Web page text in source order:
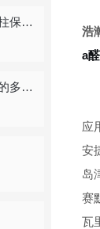
告别频繁更换！掌握这些总烃色谱柱保存技巧，提升效率！
扩展实验室视野：探索总烃色谱柱的多重应用
浩
a
应
安
岛
赛
瓦